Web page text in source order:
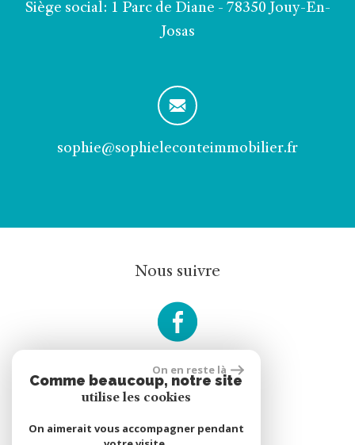
sophie@sophieleconteimmobilier.fr
Siège social: 1 Parc de Diane - 78350 Jouy-En-
Josas
Nous suivre
rèalisé par
On en reste là
Comme beaucoup, notre site
utilise les cookies
On aimerait vous accompagner pendant